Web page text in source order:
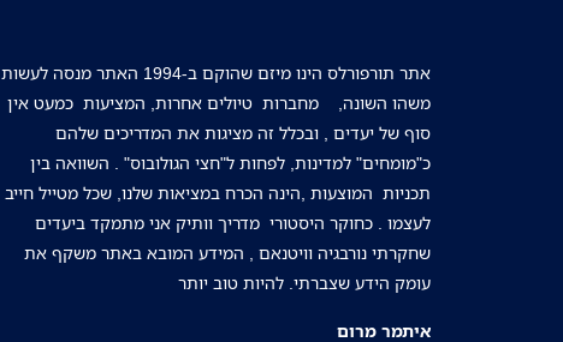
אתר תורפורלס הינו מיזם שהוקם ב-1994 האתר מנסה לעשות
משהו השונה, מחברות טיולים אחרות, המציעות כמעט אין
סוף של יעדים , ובכלל זה מציגות את המדריכים שלהם
כ"מומחים" למדינות, לפחות ל"חצי הגולובוס" . השוואה בין
תכניות המוצעות ,הינה הכרח במציאות שלנו, שכל מטייל חייב
לעצמו . כחוקר היסטורי מדריך וותיק אני מתמקד ביעדים
שחקרתי נורבגיה וויטנאם , המידע המובא באתר משקף את
עומק הידע שצברתי. להיות טוב יותר
איתמר מרום